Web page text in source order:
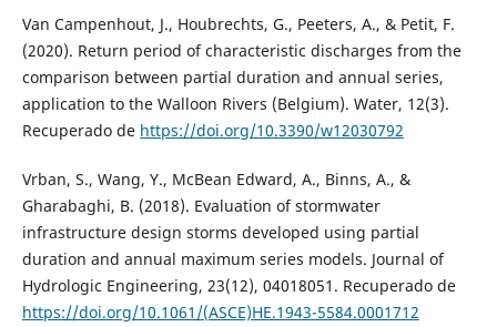
Van Campenhout, J., Houbrechts, G., Peeters, A., & Petit, F.
(2020). Return period of characteristic discharges from the
comparison between partial duration and annual series,
application to the Walloon Rivers (Belgium). Water, 12(3).
Recuperado de https://doi.org/10.3390/w12030792
Vrban, S., Wang, Y., McBean Edward, A., Binns, A., &
Gharabaghi, B. (2018). Evaluation of stormwater
infrastructure design storms developed using partial
duration and annual maximum series models. Journal of
Hydrologic Engineering, 23(12), 04018051. Recuperado de
https://doi.org/10.1061/(ASCE)HE.1943-5584.0001712